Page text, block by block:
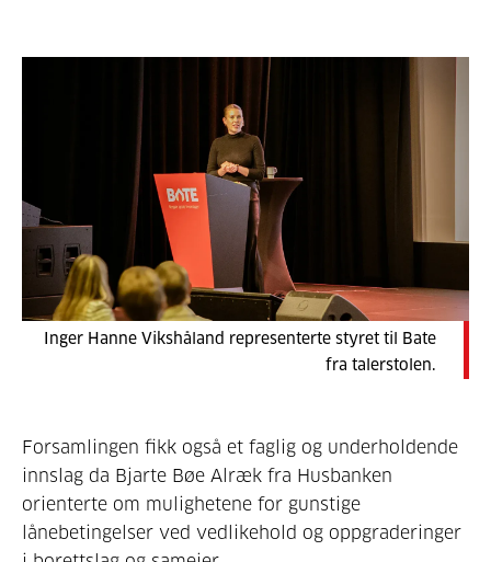
Inger Hanne Vikshåland representerte styret til Bate
fra talerstolen.
Forsamlingen fikk også et faglig og underholdende
innslag da Bjarte Bøe Alræk fra Husbanken
orienterte om mulighetene for gunstige
lånebetingelser ved vedlikehold og oppgraderinger